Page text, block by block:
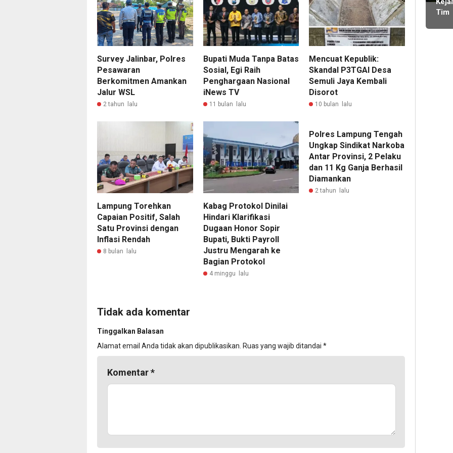
Survey Jalinbar, Polres
Pesawaran
Berkomitmen Amankan
Jalur WSL
2 tahun lalu
Bupati Muda Tanpa Batas
Sosial, Egi Raih
Penghargaan Nasional
iNews TV
11 bulan lalu
Mencuat Kepublik:
Skandal P3TGAI Desa
Semuli Jaya Kembali
Disorot
10 bulan lalu
Lampung Torehkan
Capaian Positif, Salah
Satu Provinsi dengan
Inflasi Rendah
8 bulan lalu
Kabag Protokol Dinilai
Hindari Klarifikasi
Dugaan Honor Sopir
Bupati, Bukti Payroll
Justru Mengarah ke
Bagian Protokol
4 minggu lalu
Polres Lampung Tengah
Ungkap Sindikat Narkoba
Antar Provinsi, 2 Pelaku
dan 11 Kg Ganja Berhasil
Diamankan
2 tahun lalu
Tidak ada komentar
Tinggalkan Balasan
Alamat email Anda tidak akan dipublikasikan. Ruas yang wajib ditandai *
Komentar*
Publik
lalu
Tim